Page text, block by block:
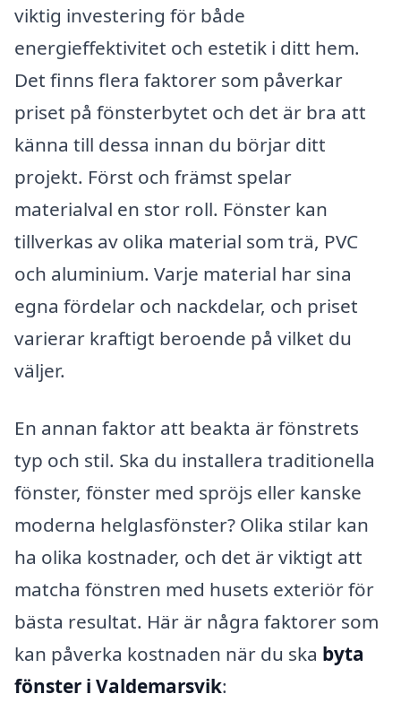
viktig investering för både
energieffektivitet och estetik i ditt hem.
Det finns flera faktorer som påverkar
priset på fönsterbytet och det är bra att
känna till dessa innan du börjar ditt
projekt. Först och främst spelar
materialval en stor roll. Fönster kan
tillverkas av olika material som trä, PVC
och aluminium. Varje material har sina
egna fördelar och nackdelar, och priset
varierar kraftigt beroende på vilket du
väljer.
En annan faktor att beakta är fönstrets
typ och stil. Ska du installera traditionella
fönster, fönster med spröjs eller kanske
moderna helglasfönster? Olika stilar kan
ha olika kostnader, och det är viktigt att
matcha fönstren med husets exteriör för
bästa resultat. Här är några faktorer som
kan påverka kostnaden när du ska byta
fönster i Valdemarsvik: